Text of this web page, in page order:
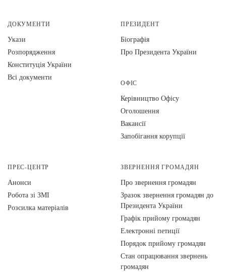
ДОКУМЕНТИ
Укази
Розпорядження
Конституція України
Всі документи
ПРЕЗИДЕНТ
Біографія
Про Президента України
ОФІС
Керівництво Офісу
Оголошення
Вакансії
Запобігання корупції
ПРЕС-ЦЕНТР
Анонси
Робота зі ЗМІ
Розсилка матеріалів
ЗВЕРНЕННЯ ГРОМАДЯН
Про звернення громадян
Зразок звернення громадян до
Президента України
Графік прийому громадян
Електронні петиції
Порядок прийому громадян
Стан опрацювання звернень
громадян